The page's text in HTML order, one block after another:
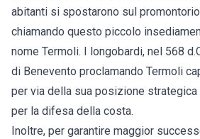
abitanti si spostarono sul
chiamando questo piccolo
nome Termoli. I longobardi, nel 568
di Benevento proclamando Termoli
per via della sua posizione strategica
per la difesa della costa.
Inoltre, per garantire maggior